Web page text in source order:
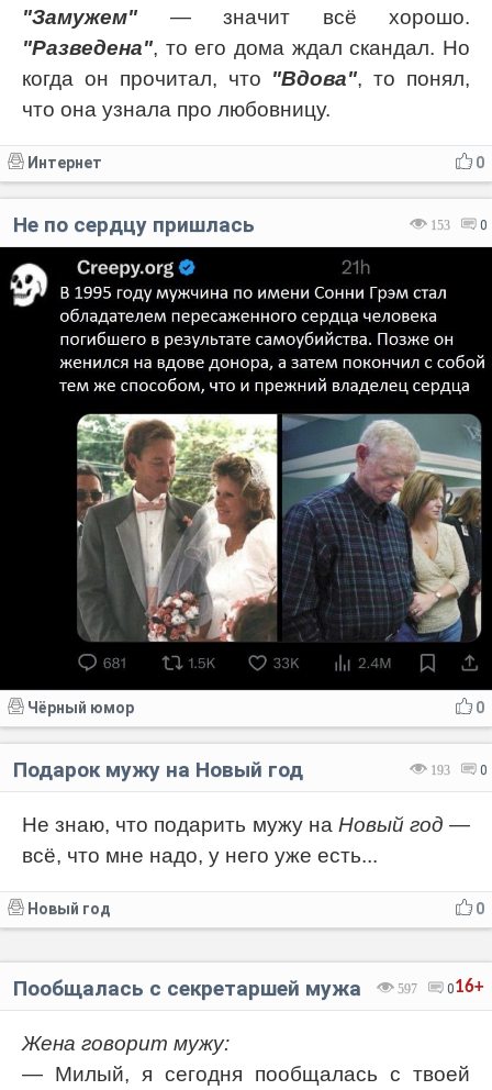
"Замужем" — значит всё хорошо.
"Разведена", то его дома ждал скандал. Но
когда он прочитал, что "Вдова", то понял,
что она узнала про любовницу.
0
Интернет
153 0
Не по сердцу пришлась
0
Чёрный юмор
193 0
Подарок мужу на Новый год
Не знаю, что подарить мужу на Новый год —
всё, что мне надо, у него уже есть...
0
Новый год
16+
597 0
Пообщалась с секретаршей мужа
Жена говорит мужу:
— Милый, я сегодня пообщалась с твоей